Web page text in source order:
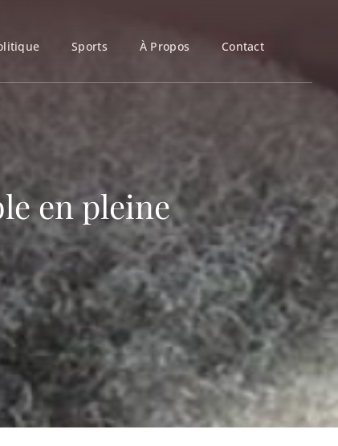
Sports À Propos Contact
en pleine